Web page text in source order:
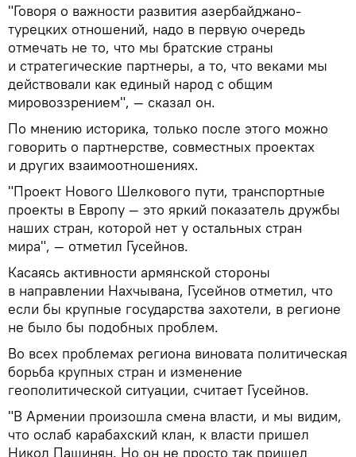
"Говоря о важности развития азербайджано-
турецких отношений, надо в первую очередь
отмечать не то, что мы братские страны
и стратегические партнеры, а то, что веками мы
действовали как единый народ с общим
мировоззрением", — сказал он.
По мнению историка, только после этого можно
говорить о партнерстве, совместных проектах
и других взаимоотношениях.
"Проект Нового Шелкового пути, транспортные
проекты в Европу — это яркий показатель дружбы
наших стран, которой нет у остальных стран
мира", — отметил Гусейнов.
Касаясь активности армянской стороны
в направлении Нахчывана, Гусейнов отметил, что
если бы крупные государства захотели, в регионе
не было бы подобных проблем.
Во всех проблемах региона виновата политическая
борьба крупных стран и изменение
геополитической ситуации, считает Гусейнов.
"В Армении произошла смена власти, и мы видим,
что ослаб карабахский клан, к власти пришел
Никол Пашинян. Но он не просто так пришел